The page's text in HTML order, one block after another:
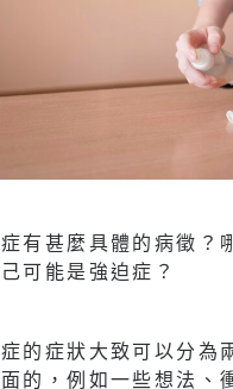
有甚麼具體的病徵？
可能是強迫症？
的症狀大致可以分為
的，例如一些想法、